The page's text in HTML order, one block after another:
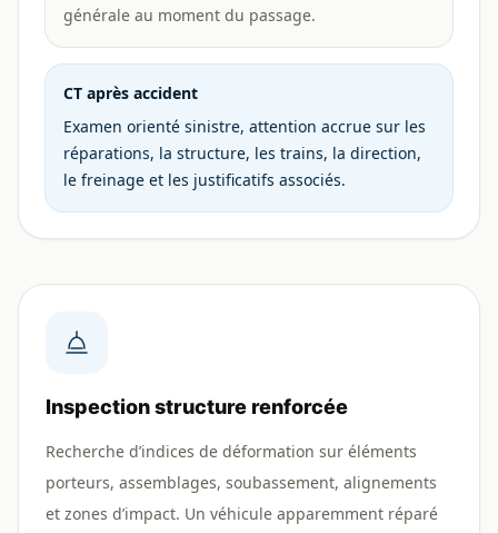
générale au moment du passage.
CT après accident
Examen orienté sinistre, attention accrue sur les
réparations, la structure, les trains, la direction,
le freinage et les justificatifs associés.
Inspection structure renforcée
Recherche d’indices de déformation sur éléments
porteurs, assemblages, soubassement, alignements
et zones d’impact. Un véhicule apparemment réparé